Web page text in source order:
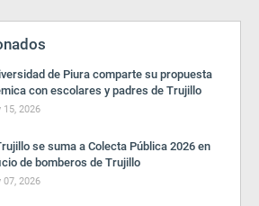
de Piura comparte su propuesta
con escolares y padres de Trujillo
15, 2026
se suma a Colecta Pública 2026 en
de bomberos de Trujillo
07, 2026